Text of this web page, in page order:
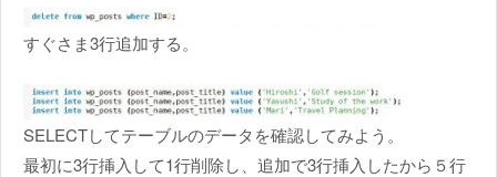
すぐさま3行追加する。
SELECTしてテーブルのデータを確認してみよう。
最初に3行挿入して1行削除し、追加で3行挿入したから５行